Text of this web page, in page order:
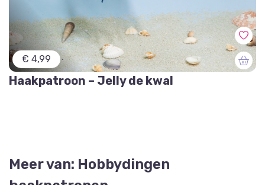
€ 4,99
Haakpatroon – Jelly de kwal
Meer van: Hobbydingen